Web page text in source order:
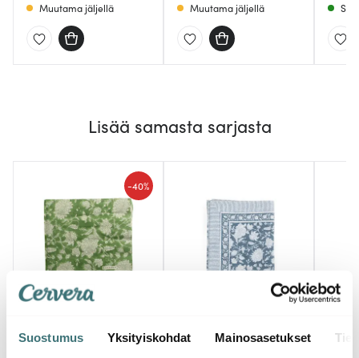
Suostumus Yksityiskohdat Mainosasetukset
Muutama jäljellä Muutama jäljellä
Lisää samasta sarjasta
Indian Rose Servetti
-40%
Indian Rose Pöytäliina